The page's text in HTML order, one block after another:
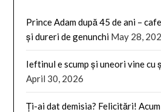
Prince Adam după 45 de ani –
și dureri de genunchi May 28,
Ieftinul e scump și uneori vine cu
April 30, 2026
Ți-ai dat demisia? Felicitări!